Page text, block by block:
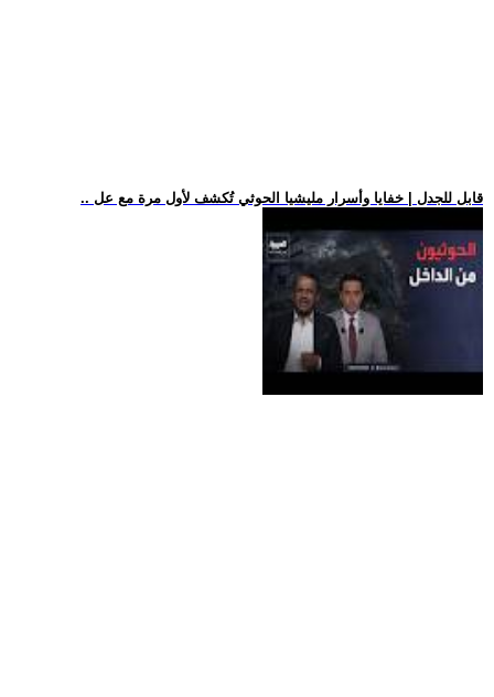
.. قابل للجدل | خفايا وأسرار مليشيا الحوثي تُكشف لأول مرة مع عل